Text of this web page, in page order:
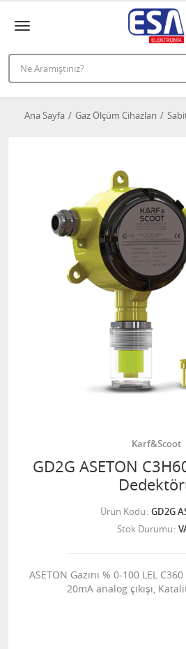
Ana Sayfa Gaz Ölçüm Cihazları
Karf&Scoot
GD2G ASETON
Ürün Kodu GD2G
Stok Durumu
ASETON Gazını % 0-100 LEL
20mA analog çıkışı,